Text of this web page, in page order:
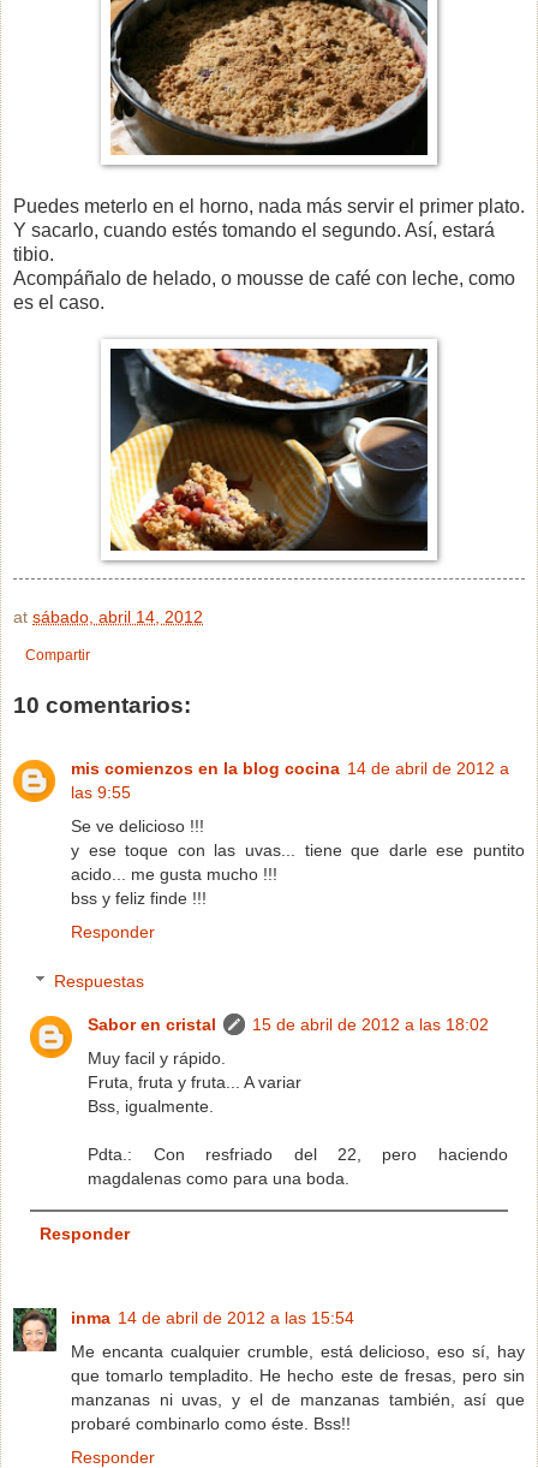
Puedes meterlo en el horno, nada más servir el primer plato.
Y sacarlo, cuando estés tomando el segundo. Así, estará
tibio.
Acompáñalo de helado, o mousse de café con leche, como
es el caso.
at sábado, abril 14, 2012
Compartir
10 comentarios:
mis comienzos en la blog cocina 14 de abril de 2012 a
las 9:55
Se ve delicioso !!!
y ese toque con las uvas... tiene que darle ese puntito
acido... me gusta mucho !!!
bss y feliz finde !!!
Responder
Respuestas
Sabor en cristal
15 de abril de 2012 a las 18:02
Muy facil y rápido.
Fruta, fruta y fruta... A variar
Bss, igualmente.
Pdta.: Con resfriado del 22, pero haciendo
magdalenas como para una boda.
Responder
inma 14 de abril de 2012 a las 15:54
Me encanta cualquier crumble, está delicioso, eso sí, hay
que tomarlo templadito. He hecho este de fresas, pero sin
manzanas ni uvas, y el de manzanas también, así que
probaré combinarlo como éste. Bss!!
Responder